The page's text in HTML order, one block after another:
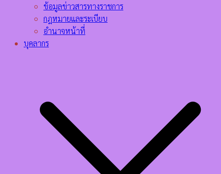
ข้อมูลข่าวสารทางราชการ
กฎหมายและระเบียบ
อำนาจหน้าที่
บุคลากร